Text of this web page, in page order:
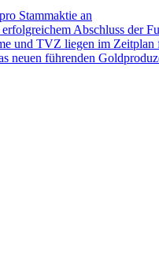
Stammaktie an
Abschluss der
und TVZ liegen im Zeitplan
neuen führenden